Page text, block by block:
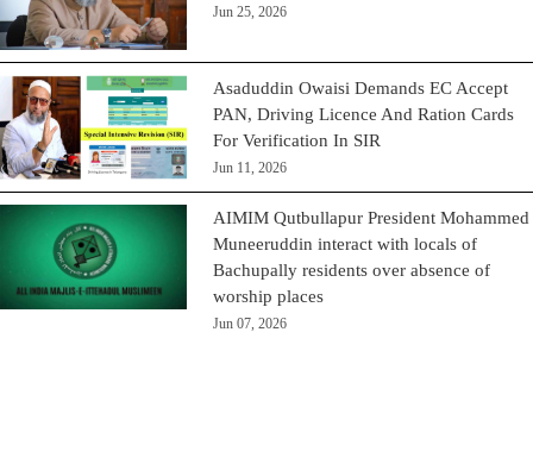
Jun 25, 2026
Asaduddin Owaisi Demands EC Accept
PAN, Driving Licence And Ration Cards
For Verification In SIR
Jun 11, 2026
AIMIM Qutbullapur President Mohammed
Muneeruddin interact with locals of
Bachupally residents over absence of
worship places
Jun 07, 2026